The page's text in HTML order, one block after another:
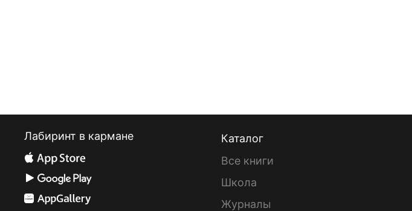
Лабиринт в кармане
Каталог
Все книги
Школа
Журналы